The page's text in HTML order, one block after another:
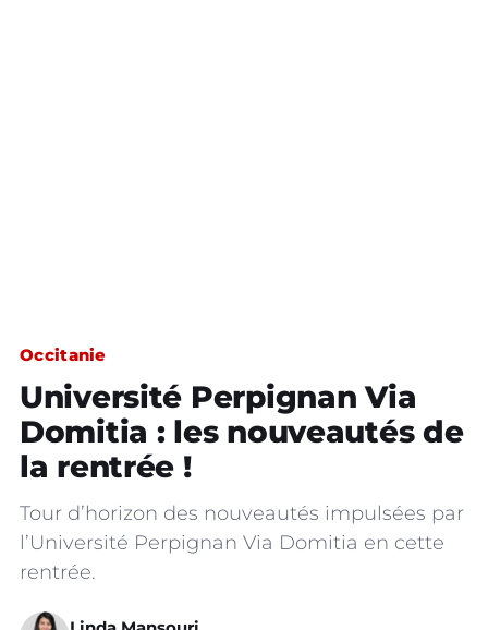
Occitanie
Université Perpignan Via
Domitia : les nouveautés de
la rentrée !
Tour d’horizon des nouveautés impulsées par
l’Université Perpignan Via Domitia en cette
rentrée.